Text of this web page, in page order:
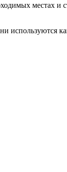
местах и
используются